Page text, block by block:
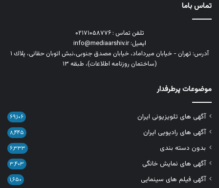
تماس باما
تلفن تماس : ۰۲۱۷۱۰۵۸۷۷۶
ایمیل: info@mediaarshiv.ir
آدرس: تهران - خیابان میرداماد، خیابان مصدق جنوبی،نبش اتوبان حقانی، پلاك ١
(ساختمان روزنامه اطلاعات)، طبقه ۱۳
موضوعات پرطرفدار
آگهی های تلویزیونی ایران ۶۹,۱۰۶
آگهی های رادیویی ایران ۸,۴۴۵
بدون دسته بندی ۶,۳۳۳
آگهی های نمایش خانگی ۳,۴۰۳
آگهی فیلم های سینمایی ۱,۶۵۰